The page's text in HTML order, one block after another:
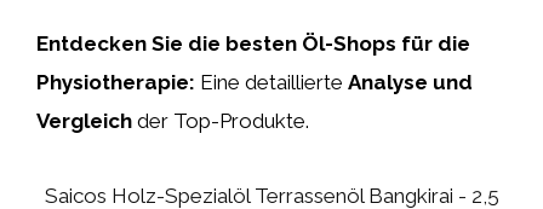
Entdecken Sie die besten Öl-Shops für die
Physiotherapie: Eine detaillierte Analyse und
Vergleich der Top-Produkte.
Saicos Holz-Spezialöl Terrassenöl Bangkirai - 2,5